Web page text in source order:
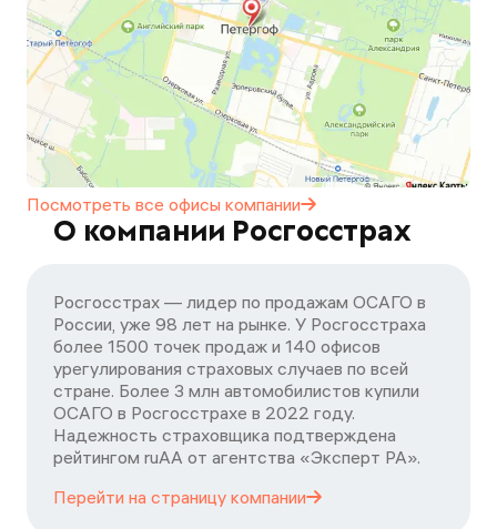
Посмотреть все офисы компании
О компании Росгосстрах
Росгосстрах — лидер по продажам ОСАГО в
России, уже 98 лет на рынке. У Росгосстраха
более 1500 точек продаж и 140 офисов
урегулирования страховых случаев по всей
стране. Более 3 млн автомобилистов купили
ОСАГО в Росгосстрахе в 2022 году.
Надежность страховщика подтверждена
рейтингом ruАА от агентства «Эксперт РА».
Перейти на страницу компании